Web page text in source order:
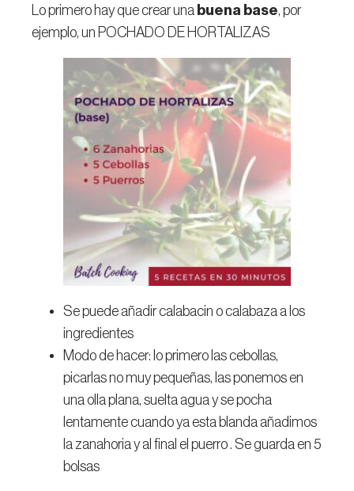
Lo primero hay que crear una buena base, por
ejemplo, un POCHADO DE HORTALIZAS
Se puede añadir calabacin o calabaza a los
ingredientes
Modo de hacer: lo primero las cebollas,
picarlas no muy pequeñas, las ponemos en
una olla plana, suelta agua y se pocha
lentamente cuando ya esta blanda añadimos
la zanahoria y al final el puerro . Se guarda en 5
bolsas